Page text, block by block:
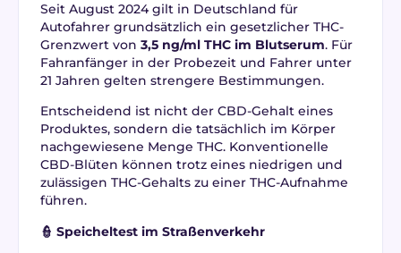
Seit August 2024 gilt in Deutschland für
Autofahrer grundsätzlich ein gesetzlicher THC-
Grenzwert von 3,5 ng/ml THC im Blutserum. Für
Fahranfänger in der Probezeit und Fahrer unter
21 Jahren gelten strengere Bestimmungen.
Entscheidend ist nicht der CBD-Gehalt eines
Produktes, sondern die tatsächlich im Körper
nachgewiesene Menge THC. Konventionelle
CBD-Blüten können trotz eines niedrigen und
zulässigen THC-Gehalts zu einer THC-Aufnahme
führen.
👮 Speicheltest im Straßenverkehr